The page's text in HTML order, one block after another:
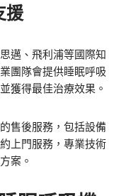
援
邁、飛利浦等國際知
團隊會提供睡眠呼吸
獲得最佳治療效果。
售後服務，包括設備
上門服務，專業技術
案。